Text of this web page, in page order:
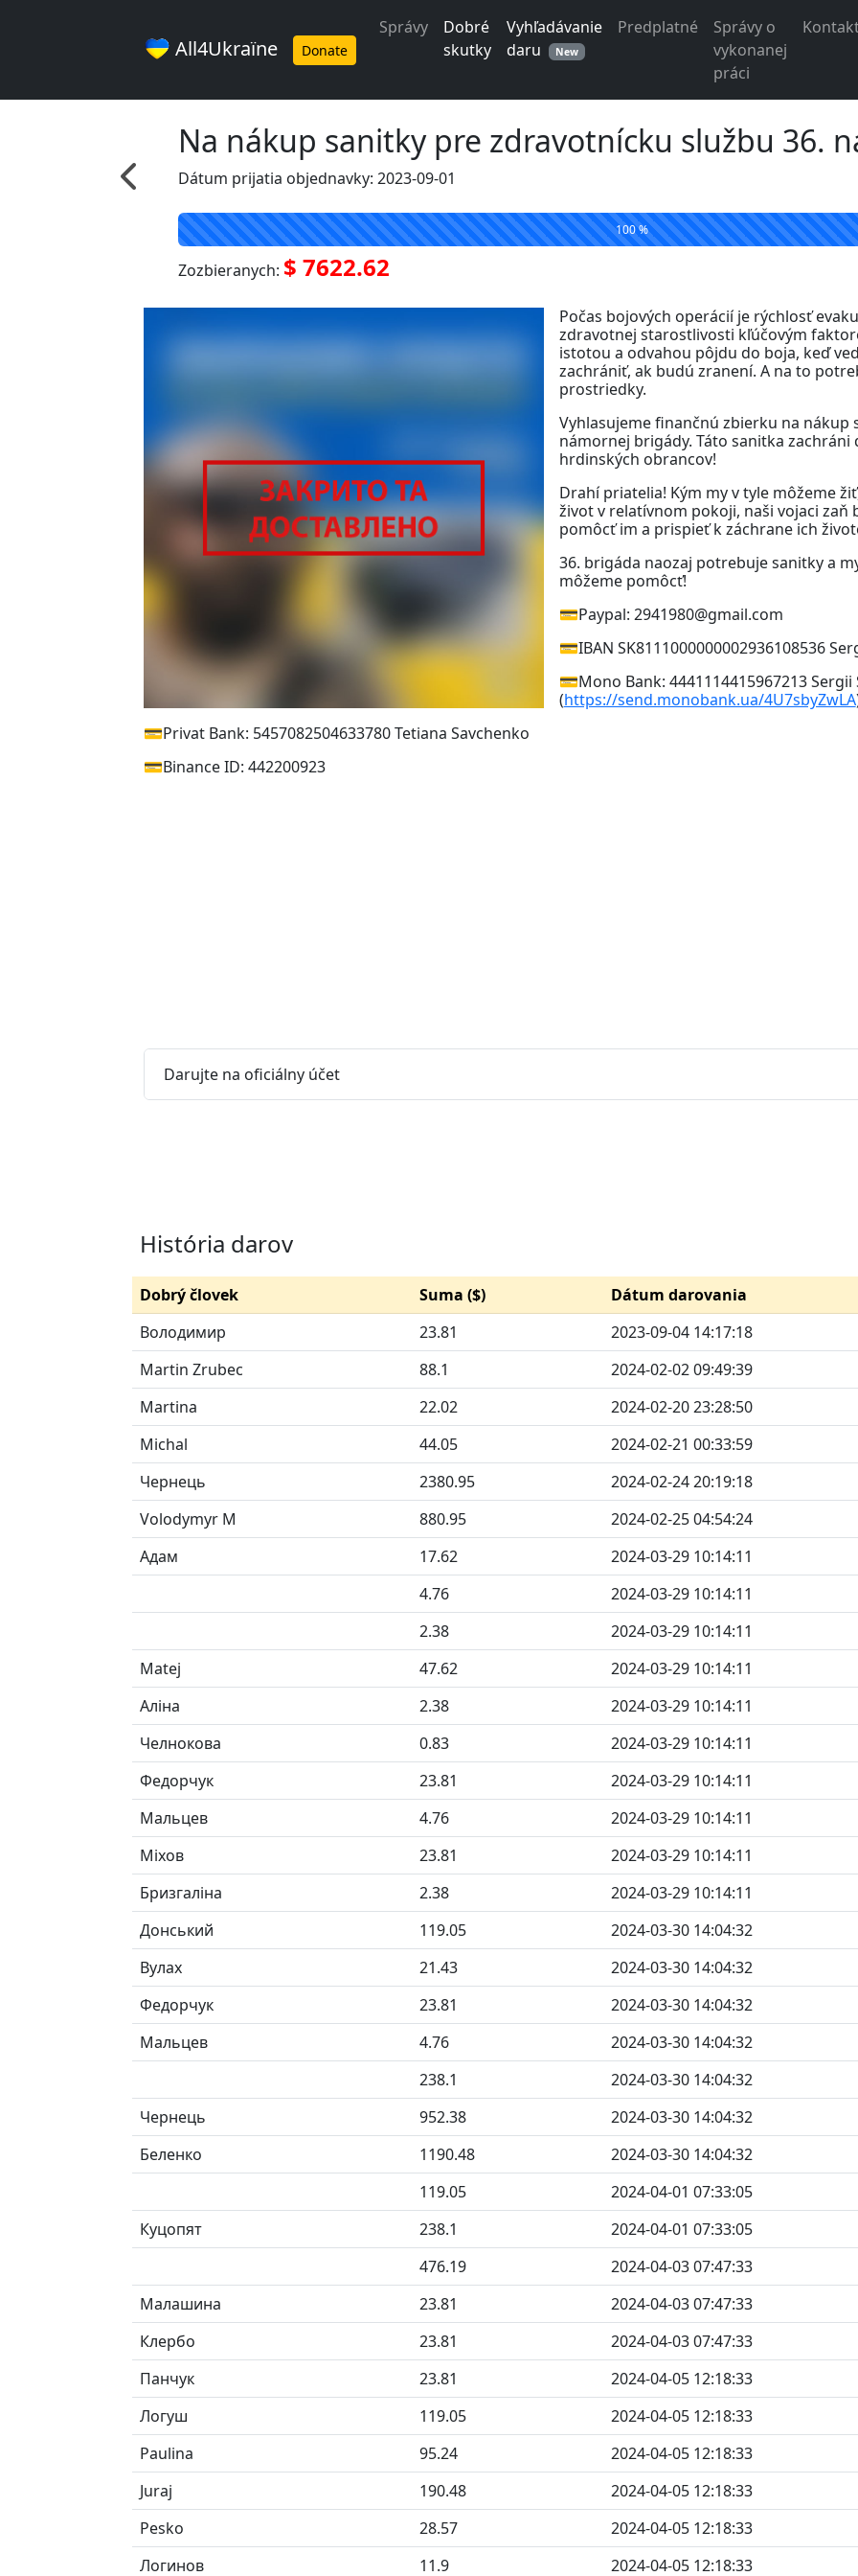
All4Ukraїne Donate
Správy
Dobré
skutky
Vyhľadávanie
daru
New
Predplatné
Správy o
vykonanej
práci
Na nákup sanitky pre zdravotnícku službu 36.
Dátum prijatia objednavky: 2023-09-01
100 %
Zozbieranych: $ 7622.62
Počas bojových operácií je rýchlosť
zdravotnej starostlivosti kľúčovým
istotou a odvahou pôjdu do boja, keď
zachrániť, ak budú zranení. A na to
prostriedky.
Vyhlasujeme finančnú zbierku na
námornej brigády. Táto sanitka zachráni
hrdinských obrancov!
Drahí priatelia! Kým my v tyle môžeme
život v relatívnom pokoji, naši vojaci
pomôcť im a prispieť k záchrane ich
36. brigáda naozaj potrebuje sanitky a
môžeme pomôcť!
💳Paypal: 2941980@gmail.com
💳IBAN SK8111000000002936108536
💳Mono Bank: 4441114415967213 Sergii
(https://send.monobank.ua/4U7sbyZwLA
💳Privat Bank: 5457082504633780 Tetiana Savchenko
💳Binance ID: 442200923
Darujte na oficiálny účet
História darov
Dobrý človek Suma ($) Dátum darovania
Володимир
23.81
2023-09-04 14:17:18
Martin Zrubec
88.1
2024-02-02 09:49:39
Martina
22.02
2024-02-20 23:28:50
Michal
44.05
2024-02-21 00:33:59
Чернець
2380.95
2024-02-24 20:19:18
Volodymyr M
880.95
2024-02-25 04:54:24
Адам
17.62
2024-03-29 10:14:11
4.76
2024-03-29 10:14:11
2.38
2024-03-29 10:14:11
Matej
47.62
2024-03-29 10:14:11
Аліна
2.38
2024-03-29 10:14:11
Челнокова
0.83
2024-03-29 10:14:11
Федорчук
23.81
2024-03-29 10:14:11
Мальцев
4.76
2024-03-29 10:14:11
Міхов
23.81
2024-03-29 10:14:11
Бризгаліна
2.38
2024-03-29 10:14:11
Донський
119.05
2024-03-30 14:04:32
Вулах
21.43
2024-03-30 14:04:32
Федорчук
23.81
2024-03-30 14:04:32
Мальцев
4.76
2024-03-30 14:04:32
238.1
2024-03-30 14:04:32
Чернець
952.38
2024-03-30 14:04:32
Беленко
1190.48
2024-03-30 14:04:32
119.05
2024-04-01 07:33:05
Куцопят
238.1
2024-04-01 07:33:05
476.19
2024-04-03 07:47:33
Малашина
23.81
2024-04-03 07:47:33
Клербо
23.81
2024-04-03 07:47:33
Панчук
23.81
2024-04-05 12:18:33
Логуш
119.05
2024-04-05 12:18:33
Paulina
95.24
2024-04-05 12:18:33
Juraj
190.48
2024-04-05 12:18:33
Pesko
28.57
2024-04-05 12:18:33
Логинов
11.9 2024-04-05 12:18:33